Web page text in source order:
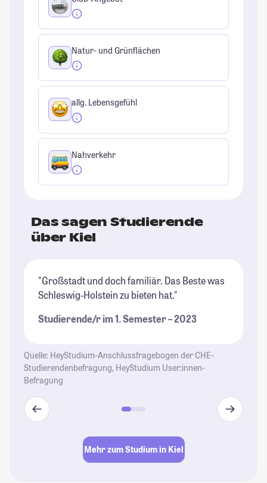
Natur- und Grünflächen
allg. Lebensgefühl
Nahverkehr
Das sagen Studierende
über Kiel
"Großstadt und doch familiär. Das Beste was
Schleswig-Holstein zu bieten hat."
Studierende/r im 1. Semester – 2023
Quelle: HeyStudium-Anschlussfragebogen der CHE-
Studierendenbefragung, HeyStudium User:innen-
Befragung
Mehr zum Studium in Kiel